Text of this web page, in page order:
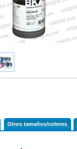
Otros tamaños/colores